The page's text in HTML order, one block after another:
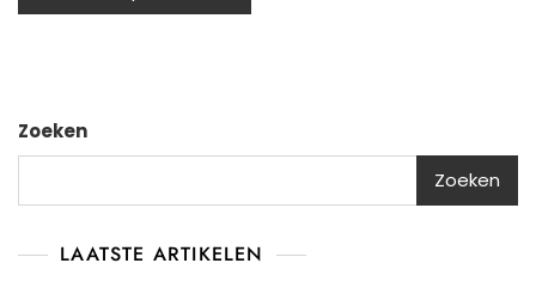
Zoeken
Zoeken
LAATSTE ARTIKELEN